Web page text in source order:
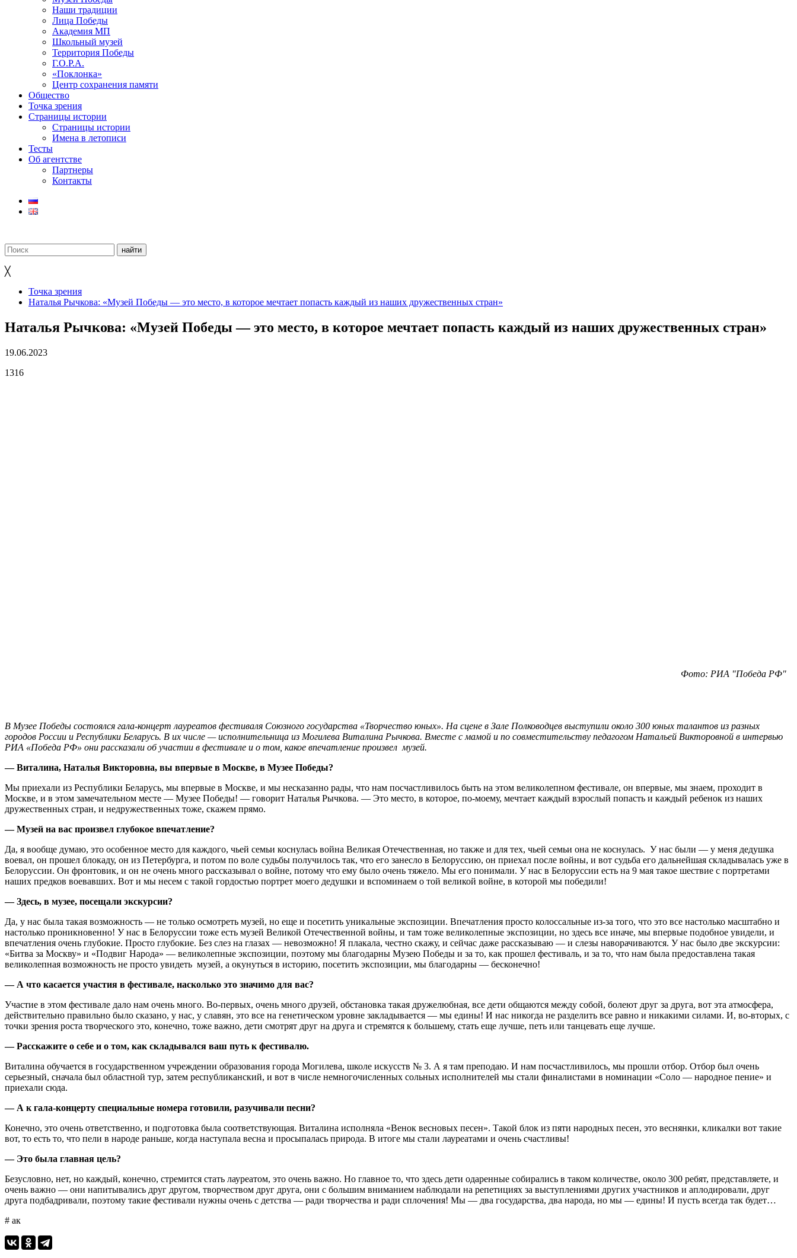
Наши традиции
Лица Победы
Академия МП
Школьный музей
Территория Победы
Г.О.Р.А.
«Поклонка»
Центр сохранения памяти
Общество
Точка зрения
Страницы истории
Страницы истории
Имена в летописи
Тесты
Об агентстве
Партнеры
Контакты
╳
Точка зрения
Наталья Рычкова: «Музей Победы — это место, в которое мечтает попасть каждый из наших дружественных стран»
Наталья Рычкова: «Музей Победы — это место, в которое мечтает попасть каждый из наших дружественных стран»
19.06.2023
1316
Фото: РИА "Победа РФ"
В Музее Победы состоялся гала-концерт лауреатов фестиваля Союзного государства «Творчество юных». На сцене в Зале Полководцев выступили около 300 юных талантов из разных
городов России и Республики Беларусь. В их числе — исполнительница из Могилева Виталина Рычкова. Вместе с мамой и по совместительству педагогом Натальей Викторовной в интервью
РИА «Победа РФ» они рассказали об участии в фестивале и о том, какое впечатление произвел музей.
— Виталина, Наталья Викторовна, вы впервые в Москве, в Музее Победы?
Мы приехали из Республики Беларусь, мы впервые в Москве, и мы несказанно рады, что нам посчастливилось быть на этом великолепном фестивале, он впервые, мы знаем, проходит в
Москве, и в этом замечательном месте — Музее Победы! — говорит Наталья Рычкова. — Это место, в которое, по-моему, мечтает каждый взрослый попасть и каждый ребенок из наших
дружественных стран, и недружественных тоже, скажем прямо.
— Музей на вас произвел глубокое впечатление?
Да, я вообще думаю, это особенное место для каждого, чьей семьи коснулась война Великая Отечественная, но также и для тех, чьей семьи она не коснулась. У нас были — у меня дедушка
воевал, он прошел блокаду, он из Петербурга, и потом по воле судьбы получилось так, что его занесло в Белоруссию, он приехал после войны, и вот судьба его дальнейшая складывалась уже в
Белоруссии. Он фронтовик, и он не очень много рассказывал о войне, потому что ему было очень тяжело. Мы его понимали. У нас в Белоруссии есть на 9 мая такое шествие с портретами
наших предков воевавших. Вот и мы несем с такой гордостью портрет моего дедушки и вспоминаем о той великой войне, в которой мы победили!
— Здесь, в музее, посещали экскурсии?
Да, у нас была такая возможность — не только осмотреть музей, но еще и посетить уникальные экспозиции. Впечатления просто колоссальные из-за того, что это все настолько масштабно и
настолько проникновенно! У нас в Белоруссии тоже есть музей Великой Отечественной войны, и там тоже великолепные экспозиции, но здесь все иначе, мы впервые подобное увидели, и
впечатления очень глубокие. Просто глубокие. Без слез на глазах — невозможно! Я плакала, честно скажу, и сейчас даже рассказываю — и слезы наворачиваются. У нас было две экскурсии:
«Битва за Москву» и «Подвиг Народа» — великолепные экспозиции, поэтому мы благодарны Музею Победы и за то, как прошел фестиваль, и за то, что нам была предоставлена такая
великолепная возможность не просто увидеть музей, а окунуться в историю, посетить экспозиции, мы благодарны — бесконечно!
— А что касается участия в фестивале, насколько это значимо для вас?
Участие в этом фестивале дало нам очень много. Во-первых, очень много друзей, обстановка такая дружелюбная, все дети общаются между собой, болеют друг за друга, вот эта атмосфера,
действительно правильно было сказано, у нас, у славян, это все на генетическом уровне закладывается — мы едины! И нас никогда не разделить все равно и никакими силами. И, во-вторых, с
точки зрения роста творческого это, конечно, тоже важно, дети смотрят друг на друга и стремятся к большему, стать еще лучше, петь или танцевать еще лучше.
— Расскажите о себе и о том, как складывался ваш путь к фестивалю.
Виталина обучается в государственном учреждении образования города Могилева, школе искусств № 3. А я там преподаю. И нам посчастливилось, мы прошли отбор. Отбор был очень
серьезный, сначала был областной тур, затем республиканский, и вот в числе немногочисленных сольных исполнителей мы стали финалистами в номинации «Соло — народное пение» и
приехали сюда.
— А к гала-концерту специальные номера готовили, разучивали песни?
Конечно, это очень ответственно, и подготовка была соответствующая. Виталина исполняла «Венок весновых песен». Такой блок из пяти народных песен, это веснянки, кликалки вот такие
вот, то есть то, что пели в народе раньше, когда наступала весна и просыпалась природа. В итоге мы стали лауреатами и очень счастливы!
— Это была главная цель?
Безусловно, нет, но каждый, конечно, стремится стать лауреатом, это очень важно. Но главное то, что здесь дети одаренные собирались в таком количестве, около 300 ребят, представляете, и
очень важно — они напитывались друг другом, творчеством друг друга, они с большим вниманием наблюдали на репетициях за выступлениями других участников и аплодировали, друг
друга подбадривали, поэтому такие фестивали нужны очень с детства — ради творчества и ради сплочения! Мы — два государства, два народа, но мы — едины! И пусть всегда так будет…
# ак